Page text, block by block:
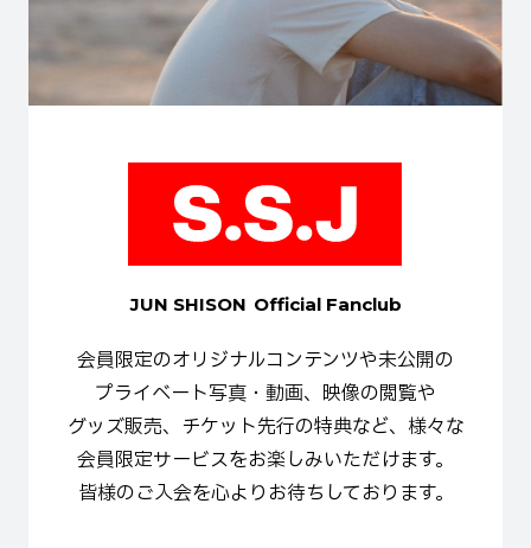
JUN SHISON Official Fanclub
会員限定のオリジナルコンテンツや未公開の
プライベート写真・動画、 映像の閲覧や
グッズ販売、 チケット先行の特典など、 様々な
会員限定サービスをお楽しみいただけます。
皆様のご入会を心より お待ちしております。